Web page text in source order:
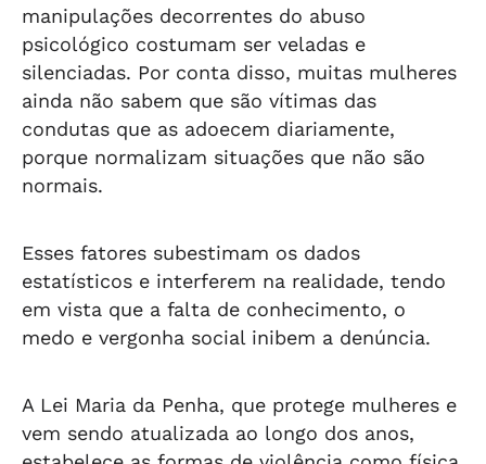
manipulações decorrentes do abuso
psicológico costumam ser veladas e
silenciadas. Por conta disso, muitas mulheres
ainda não sabem que são vítimas das
condutas que as adoecem diariamente,
porque normalizam situações que não são
normais.
Esses fatores subestimam os dados
estatísticos e interferem na realidade, tendo
em vista que a falta de conhecimento, o
medo e vergonha social inibem a denúncia.
A Lei Maria da Penha, que protege mulheres e
vem sendo atualizada ao longo dos anos,